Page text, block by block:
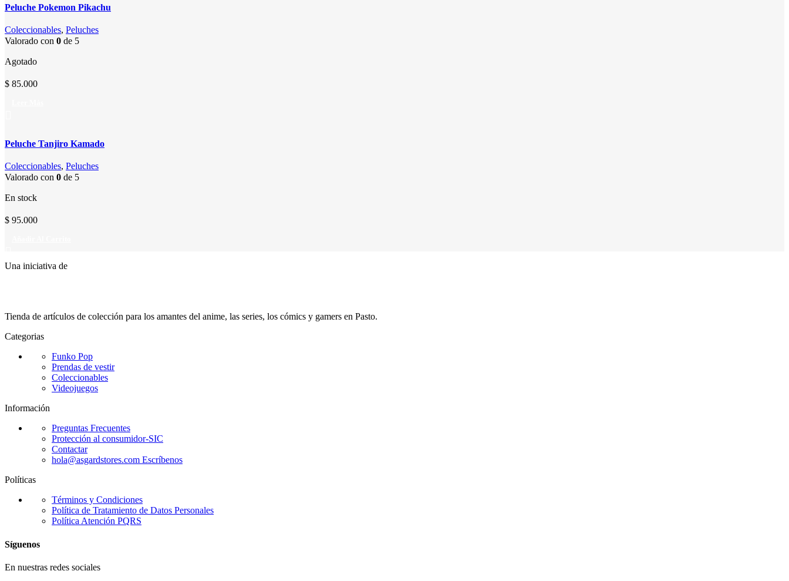
Peluche Pokemon Pikachu
Coleccionables, Peluches
Valorado con 0 de 5
Agotado
$ 85.000
Peluche Tanjiro Kamado
Coleccionables, Peluches
Valorado con 0 de 5
En stock
$ 95.000
Una iniciativa de
Tienda de artículos de colección para los amantes del anime, las series, los cómics y gamers en Pasto.
Categorias
Funko Pop
Prendas de vestir
Coleccionables
Videojuegos
Información
Preguntas Frecuentes
Protección al consumidor-SIC
Contactar
hola@asgardstores.com Escríbenos
Políticas
Términos y Condiciones
Política de Tratamiento de Datos Personales
Política Atención PQRS
Síguenos
En nuestras redes sociales